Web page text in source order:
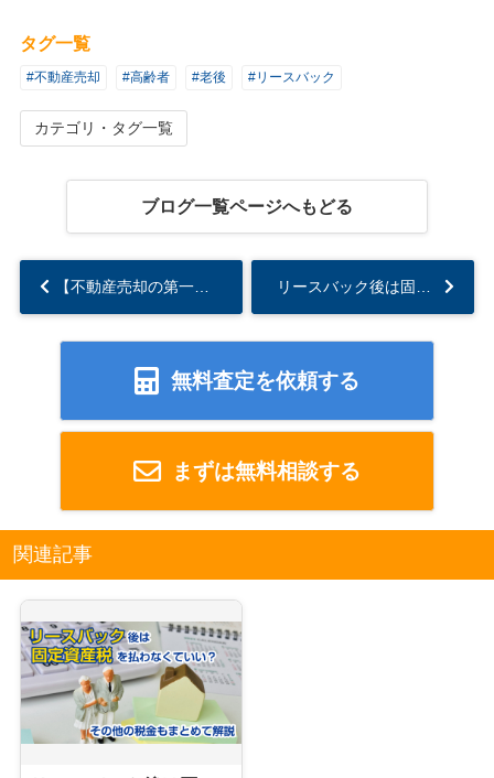
タグ一覧
#不動産売却 #高齢者 #老後 #リースバック
カテゴリ・タグ一覧
ブログ一覧ページへもどる
【不動産売却の第一歩】机上査定と訪問査定、どっちがいい？わかりやすく解説！...
無料査定を依頼する
まずは無料相談する
関連記事